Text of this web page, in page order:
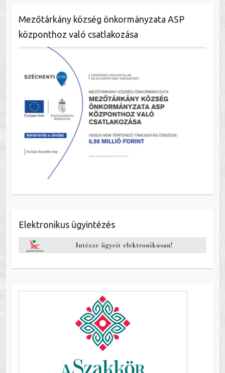
Mezőtárkány község önkormányzata ASP
központhoz való csatlakozása
Elektronikus ügyintézés